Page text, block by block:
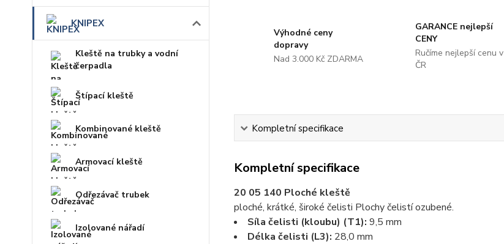
KNIPEX
Kleště na trubky a vodní
čerpadla
Štípací kleště
Kombinované kleště
Armovací kleště
Odřezávač trubek
Izolované nářadí
Výhodné ceny
dopravy
Nad 3.000 Kč ZDARMA
GARANCE nejlepší
CENY
Ručíme nejlepší cenu v
ČR
Kompletní specifikace
Kompletní specifikace
20 05 140 Ploché kleště
ploché, krátké, široké čelisti Plochy čelistí ozubené.
Síla čelisti (kloubu) (T1): 9,5 mm
Délka čelisti (L3): 28,0 mm